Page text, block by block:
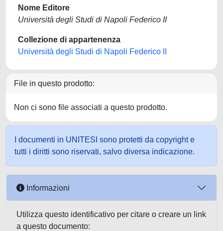
Nome Editore
Università degli Studi di Napoli Federico II
Collezione di appartenenza
Università degli Studi di Napoli Federico II
File in questo prodotto:
Non ci sono file associati a questo prodotto.
I documenti in UNITESI sono protetti da copyright e
tutti i diritti sono riservati, salvo diversa indicazione.
Informazioni
Utilizza questo identificativo per citare o creare un link
a questo documento: